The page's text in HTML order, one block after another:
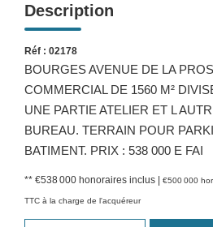
Description
Réf : 02178
BOURGES AVENUE DE LA
COMMERCIAL DE 1560 M²
UNE PARTIE ATELIER ET L
BUREAU. TERRAIN POUR
BATIMENT. PRIX : 538 000 E FAI
** €538 000 honoraires inclus | €500 000
TTC à la charge de l'acquéreur